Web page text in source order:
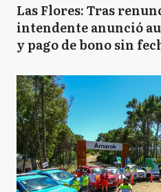
Las Flores: Tras
intendente anunció
y pago de bono sin